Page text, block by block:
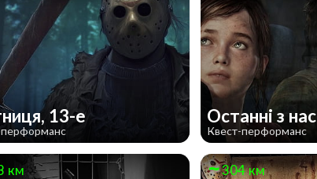
13-е Останні з нас
Квест-перформанс
км 304 км